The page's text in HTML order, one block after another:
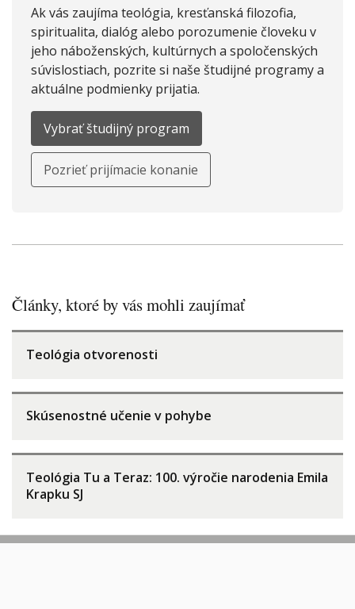
Ak vás zaujíma teológia, kresťanská filozofia,
spiritualita, dialóg alebo porozumenie človeku v
jeho náboženských, kultúrnych a spoločenských
súvislostiach, pozrite si naše študijné programy a
aktuálne podmienky prijatia.
Vybrať študijný program
Pozrieť prijímacie konanie
Články, ktoré by vás mohli zaujímať
Teológia otvorenosti
Skúsenostné učenie v pohybe
Teológia Tu a Teraz: 100. výročie narodenia Emila
Krapku SJ